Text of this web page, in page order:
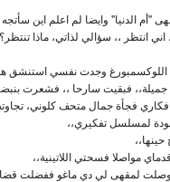
الدنيا" وايضا لم اعلم اين سأتجه
انتظر ،، سؤالي لذاتي، ماذا تنتظر؟
وجدت نفسي استنشق
فبقيت سارحا ،، فشعرت
فجأة جمال متحف كلوني، تجاوته
لمسلسل تفكيري،،
مواصلا فسحتي اللاتينية،،
لمقهى لي دي ماغو ففضلت